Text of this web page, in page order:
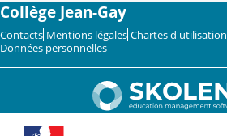
Collège Jean-Gay
Contacts Mentions légales Chartes d'utilisation
Données personnelles